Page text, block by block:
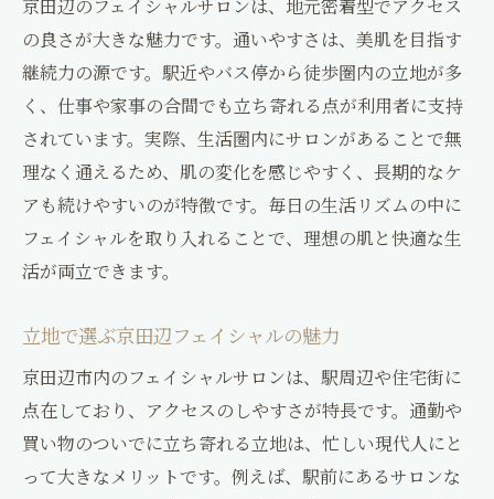
京田辺のフェイシャルサロンは、地元密着型でアクセス
の良さが大きな魅力です。通いやすさは、美肌を目指す
継続力の源です。駅近やバス停から徒歩圏内の立地が多
く、仕事や家事の合間でも立ち寄れる点が利用者に支持
されています。実際、生活圏内にサロンがあることで無
理なく通えるため、肌の変化を感じやすく、長期的なケ
アも続けやすいのが特徴です。毎日の生活リズムの中に
フェイシャルを取り入れることで、理想の肌と快適な生
活が両立できます。
立地で選ぶ京田辺フェイシャルの魅力
京田辺市内のフェイシャルサロンは、駅周辺や住宅街に
点在しており、アクセスのしやすさが特長です。通勤や
買い物のついでに立ち寄れる立地は、忙しい現代人にと
って大きなメリットです。例えば、駅前にあるサロンな